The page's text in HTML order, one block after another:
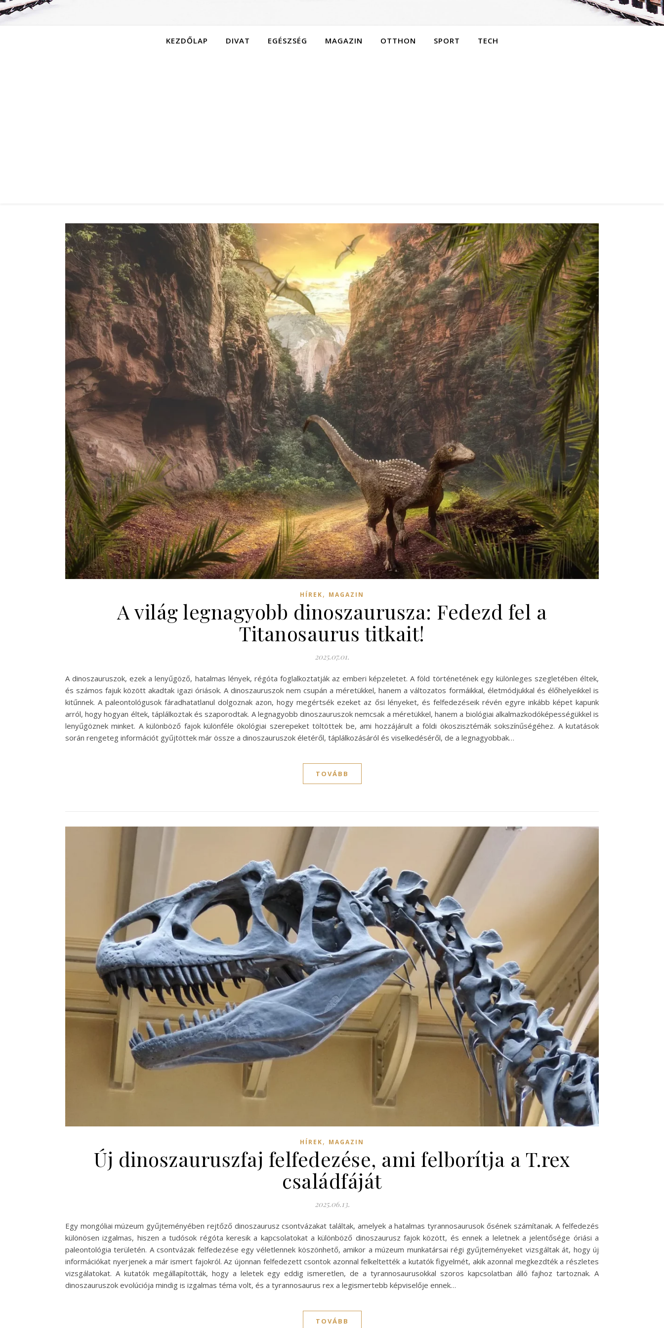
KEZDŐLAP DIVAT EGÉSZSÉG MAGAZIN OTTHON SPORT TECH
HÍREK, MAGAZIN
A világ legnagyobb dinoszaurusza: Fedezd fel a
Titanosaurus titkait!
2025.07.01.
A dinoszauruszok, ezek a lenyűgöző, hatalmas lények, régóta foglalkoztatják az emberi képzeletet. A föld történetének egy különleges szegletében éltek,
és számos fajuk között akadtak igazi óriások. A dinoszauruszok nem csupán a méretükkel, hanem a változatos formáikkal, életmódjukkal és élőhelyeikkel is
kitűnnek. A paleontológusok fáradhatatlanul dolgoznak azon, hogy megértsék ezeket az ősi lényeket, és felfedezéseik révén egyre inkább képet kapunk
arról, hogy hogyan éltek, táplálkoztak és szaporodtak. A legnagyobb dinoszauruszok nemcsak a méretükkel, hanem a biológiai alkalmazkodóképességükkel is
lenyűgöznek minket. A különböző fajok különféle ökológiai szerepeket töltöttek be, ami hozzájárult a földi ökoszisztémák sokszínűségéhez. A kutatások
során rengeteg információt gyűjtöttek már össze a dinoszauruszok életéről, táplálkozásáról és viselkedéséről, de a legnagyobbak…
TOVÁBB
HÍREK, MAGAZIN
Új dinoszauruszfaj felfedezése, ami felborítja a T.rex
családfáját
2025.06.13.
Egy mongóliai múzeum gyűjteményében rejtőző dinoszaurusz csontvázakat találtak, amelyek a hatalmas tyrannosaurusok ősének számítanak. A felfedezés
különösen izgalmas, hiszen a tudósok régóta keresik a kapcsolatokat a különböző dinoszaurusz fajok között, és ennek a leletnek a jelentősége óriási a
paleontológia területén. A csontvázak felfedezése egy véletlennek köszönhető, amikor a múzeum munkatársai régi gyűjteményeket vizsgáltak át, hogy új
információkat nyerjenek a már ismert fajokról. Az újonnan felfedezett csontok azonnal felkeltették a kutatók figyelmét, akik azonnal megkezdték a részletes
vizsgálatokat. A kutatók megállapították, hogy a leletek egy eddig ismeretlen, de a tyrannosaurusokkal szoros kapcsolatban álló fajhoz tartoznak. A
dinoszauruszok evolúciója mindig is izgalmas téma volt, és a tyrannosaurus rex a legismertebb képviselője ennek…
TOVÁBB